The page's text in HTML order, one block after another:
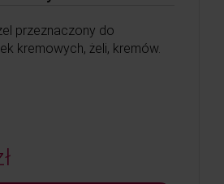
przeznaczony do
kremowych, żeli, kremów.